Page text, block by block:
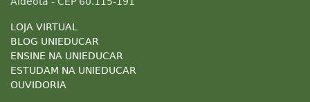
LOJA VIRTUAL
BLOG UNIEDUCAR
ENSINE NA UNIEDUCAR
ESTUDAM NA UNIEDUCAR
OUVIDORIA